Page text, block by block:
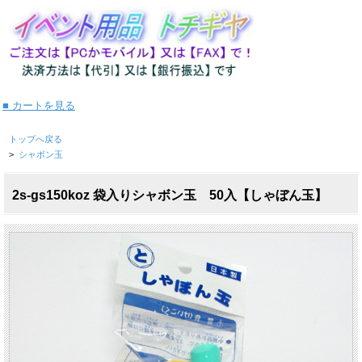
■ カートを見る
トップへ戻る
> シャボン玉
2s-gs150koz 袋入りシャボン玉 50入【しゃぼん玉】